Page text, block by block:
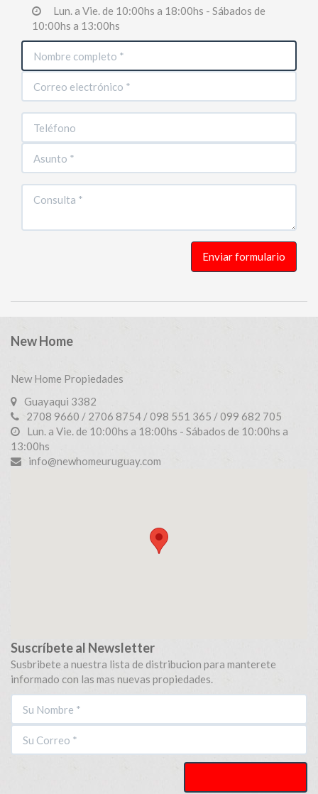
Lun. a Vie. de 10:00hs a 18:00hs - Sábados de
10:00hs a 13:00hs
Enviar formulario
New Home
New Home Propiedades
Guayaqui 3382
2708 9660 / 2706 8754 / 098 551 365 / 099 682 705
Lun. a Vie. de 10:00hs a 18:00hs - Sábados de 10:00hs a
13:00hs
info@newhomeuruguay.com
Suscríbete al Newsletter
Susbribete a nuestra lista de distribucion para manterete
informado con las mas nuevas propiedades.